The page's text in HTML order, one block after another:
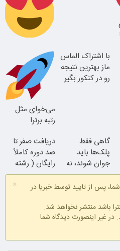
بلفا با 25%
تخفیف
با اشتراک الماس
ماز بهترین نتیجه
رو در کنکور بگیر
می‌خوای مثل
رتبه برترا
جمع‌بندی
تابستون رایگان
ماز
گاهی فقط
پلک‌ها باید
جوان شوند، نه
کل صورت
نتیجه‌ای طبیعی
دریافت صفر تا
صد دوره کاملاً
رایگان ( رشته
ریاضی، تجربی،
انسانی)
×
پس از تایید توسط خبریا در
باشد منتشر نخواهد شد.
در غیر اینصورت دیدگاه شما